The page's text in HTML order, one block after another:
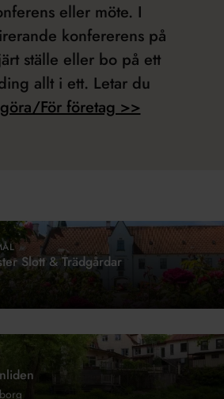
eller möte. I
konfererens på
ställe eller bo på ett
allt i ett. Letar du
För företag >>
Slott & Trädgårdar